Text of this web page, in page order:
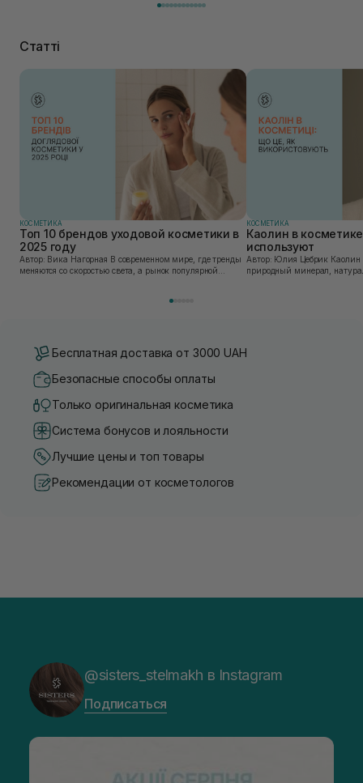
Статті
КОСМЕТИКА
Топ 10 брендов уходовой косметики в
2025 году
Автор: Вика Нагорная В современном мире, где тренды
меняются со скоростью света, а рынок популярной
КОСМЕТИКА
Каолин в
используют
Автор: Юлия Цебрик Каолин в косметологии – это
природный минерал,
Бесплатная доставка от 3000 UAH
Безопасные способы оплаты
Только оригинальная косметика
Система бонусов и лояльности
Лучшие цены и топ товары
Рекомендации от косметологов
@sisters_stelmakh в Instagram
Подписаться